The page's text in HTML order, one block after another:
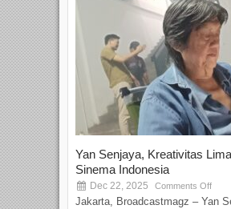
Yan Senjaya, Kreativitas
Sinema Indonesia
Dec 22, 2025 Comments Off
Jakarta, Broadcastmagz – Yan